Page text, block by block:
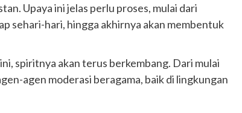
Upaya ini jelas perlu proses, mulai dari
sehari-hari, hingga akhirnya akan membentuk
spiritnya akan terus berkembang. Dari mulai
agen moderasi beragama, baik di lingkungan